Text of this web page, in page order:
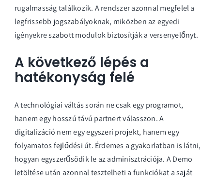
rugalmasság találkozik. A rendszer azonnal megfelel a
legfrissebb jogszabályoknak, miközben az egyedi
igényekre szabott modulok biztosítják a versenyelőnyt.
A következő lépés a
hatékonyság felé
A technológiai váltás során ne csak egy programot,
hanem egy hosszú távú partnert válasszon. A
digitalizáció nem egy egyszeri projekt, hanem egy
folyamatos fejlődési út. Érdemes a gyakorlatban is látni,
hogyan egyszerűsödik le az adminisztrációja. ADemo
letöltéseután azonnal tesztelheti a funkciókat a saját